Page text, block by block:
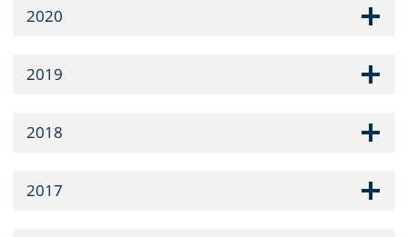
2020
2019
2018
2017